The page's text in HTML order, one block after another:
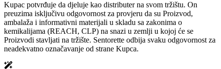
Kupac potvrđuje da djeluje kao distributer na svom tržištu. On
preuzima isključivu odgovornost za provjeru da su Proizvod,
ambalaža i informativni materijali u skladu sa zakonima o
kemikalijama (REACH, CLP) na snazi u zemlji u kojoj će se
Proizvodi stavljati na tržište. Sentorette odbija svaku odgovornost za
neadekvatno označavanje od strane Kupca.